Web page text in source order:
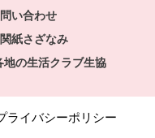
い合わせ
紙さざなみ
地の生活クラブ生協
ライバシーポリシー